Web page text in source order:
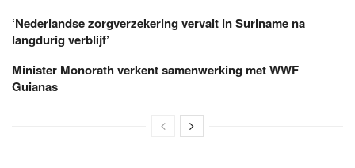
‘Nederlandse zorgverzekering vervalt in Suriname na
langdurig verblijf’
Minister Monorath verkent samenwerking met WWF
Guianas